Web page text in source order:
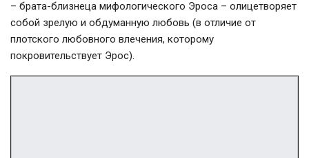
– брата-близнеца мифологического Эроса – олицетворяет
собой зрелую и обдуманную любовь (в отличие от
плотского любовного влечения, которому
покровительствует Эрос).